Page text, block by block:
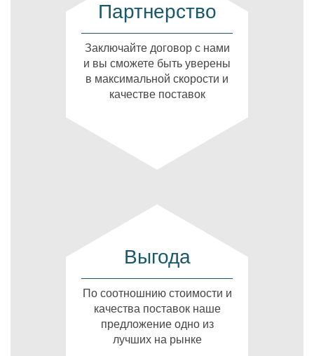
Партнерство
Заключайте договор с нами
и вы сможете быть уверены
в максимальной скорости и
качестве поставок
Выгода
По соотношнию стоимости и
качества поставок наше
предложение одно из
лучших на рынке